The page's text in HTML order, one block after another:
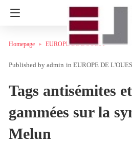
Homepage EUROPE DE L'OUEST
admin in EUROPE DE
Tags antisémites
gammées sur la
Melun